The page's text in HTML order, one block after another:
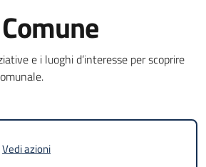
e i luoghi d’interesse per scoprire
Vedi azioni